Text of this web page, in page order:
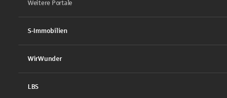
Weitere Portale
S-Immobilien
WirWunder
LBS